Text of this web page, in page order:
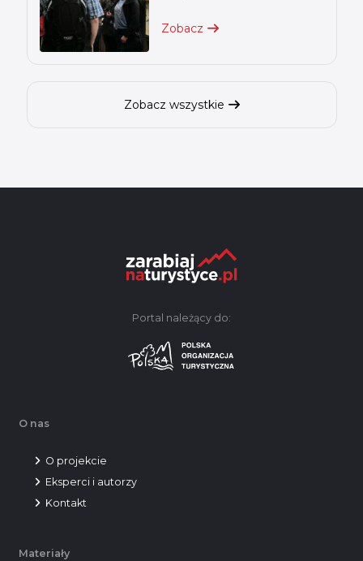
Zobacz
Zobacz wszystkie
Portal należący do:
O nas
O projekcie
Eksperci i autorzy
Kontakt
Materiały